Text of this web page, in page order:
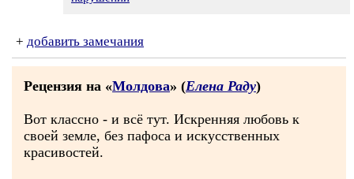
+ добавить замечания
Рецензия на «Молдова» (Елена Раду)
Вот классно - и всё тут. Искренняя любовь к
своей земле, без пафоса и искусственных
красивостей.